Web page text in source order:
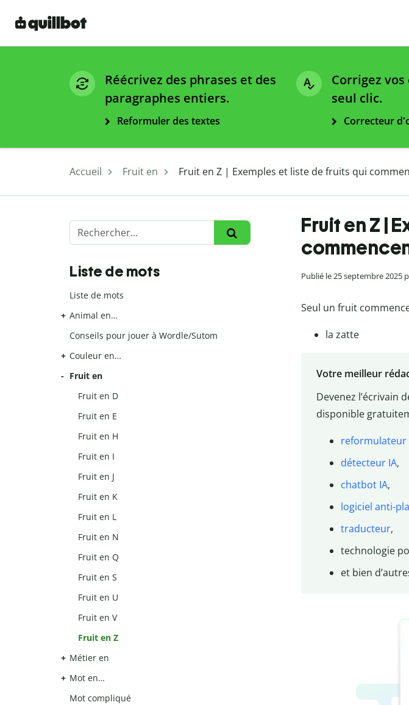
Réécrivez des phrases et des
paragraphes entiers.
Reformuler des textes
Corrigez
seul clic.
Correcteur
Accueil Fruit en Fruit en Z | Exemples et liste de fruits qui
Fruit en Z |
Publié le 25 septembre 2025
Seul un fruit
la zatte
Votre meilleur
Devenez l’écrivain
disponible
reformulateur
détecteur IA,
chatbot IA,
logiciel anti-
traducteur,
technologie
et bien
Liste de mots
Liste de mots
Animal en…
Conseils pour jouer à Wordle/Sutom
Couleur en…
Fruit en
Fruit en D
Fruit en E
Fruit en H
Fruit en I
Fruit en J
Fruit en K
Fruit en L
Fruit en N
Fruit en Q
Fruit en S
Fruit en U
Fruit en V
Fruit en Z
Métier en
Mot en…
Mot compliqué